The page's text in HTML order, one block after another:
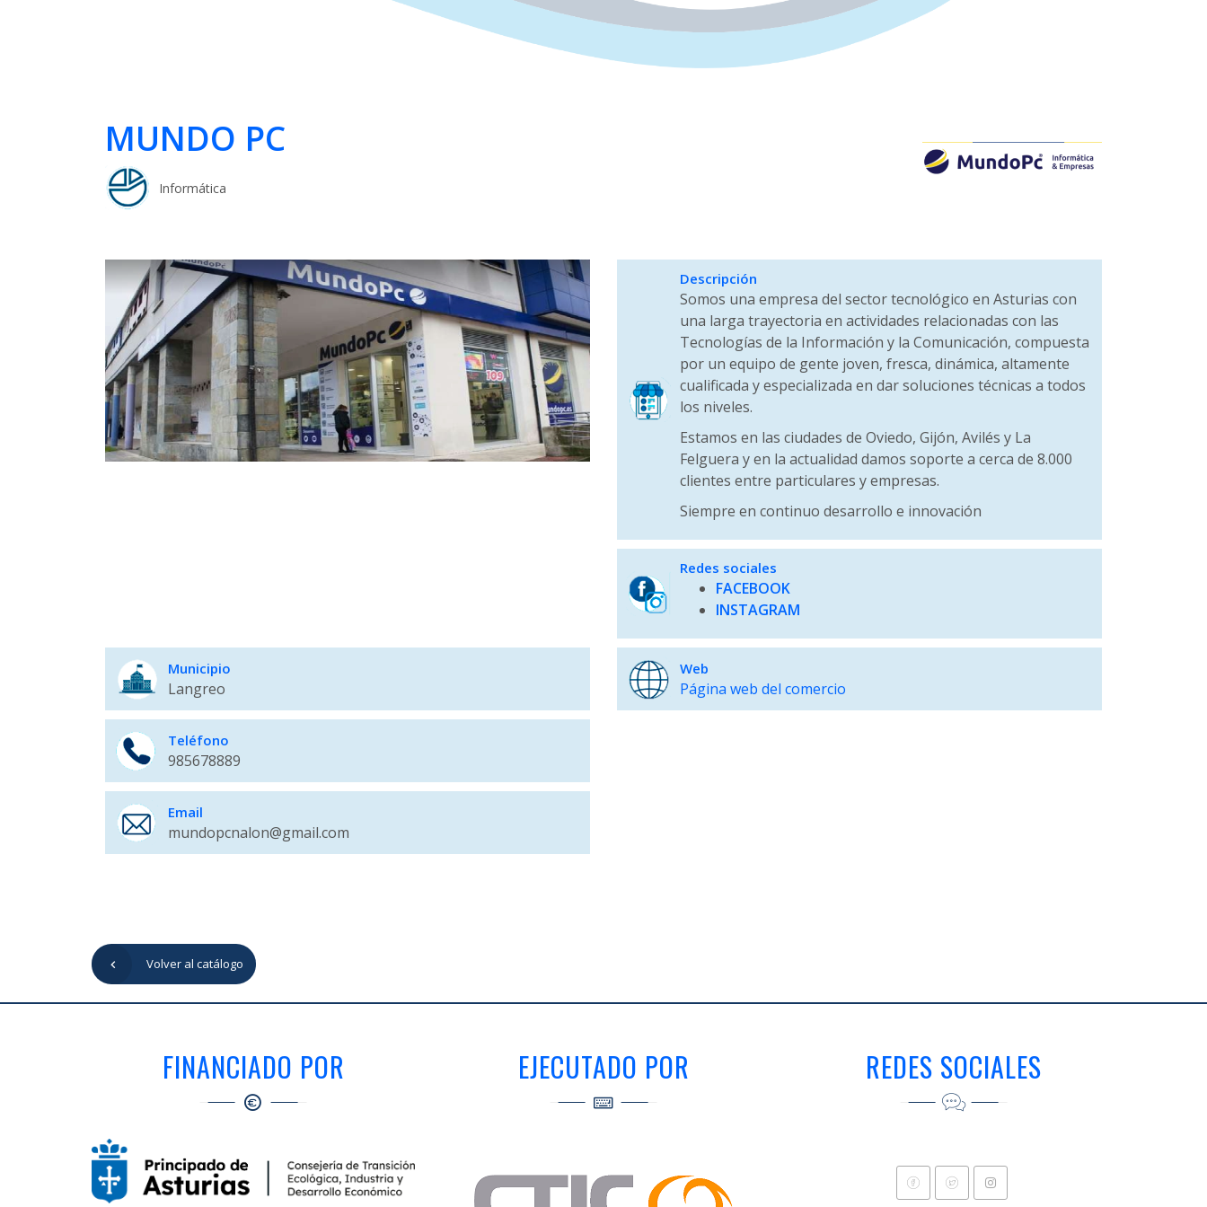
MUNDO PC
Informática
Descripción
Somos una empresa del sector tecnológico en Asturias con
una larga trayectoria en actividades relacionadas con las
Tecnologías de la Información y la Comunicación, compuesta
por un equipo de gente joven, fresca, dinámica, altamente
cualificada y especializada en dar soluciones técnicas a todos
los niveles.
Estamos en las ciudades de Oviedo, Gijón, Avilés y La
Felguera y en la actualidad damos soporte a cerca de 8.000
clientes entre particulares y empresas.
Siempre en continuo desarrollo e innovación
Redes sociales
FACEBOOK
INSTAGRAM
Municipio
Langreo
Teléfono
985678889
Email
mundopcnalon@gmail.com
Web
Página web del comercio
Volver al catálogo
FINANCIADO POR EJECUTADO POR REDES SOCIALES